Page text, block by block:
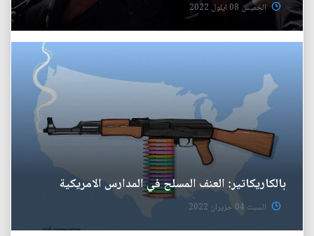
الخميس 08 ايلول 2022
بالكاريكاتير: العنف المسلح في المدارس الامريكية
السبت 04 حزيران 2022